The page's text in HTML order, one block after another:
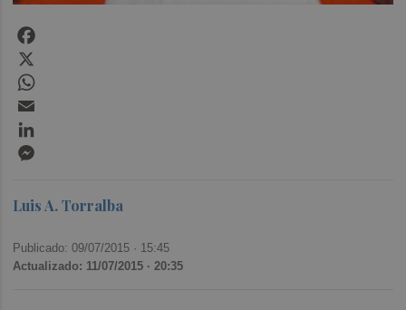
Luis A. Torralba
Publicado: 09/07/2015 · 15:45
Actualizado: 11/07/2015 · 20:35